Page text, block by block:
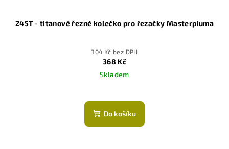
245T - titanové řezné kolečko pro řezačky Masterpiuma
304 Kč bez DPH
368 Kč
Skladem
Do košíku